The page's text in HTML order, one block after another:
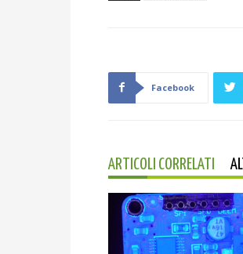
Facebook
ARTICOLI CORRELATI